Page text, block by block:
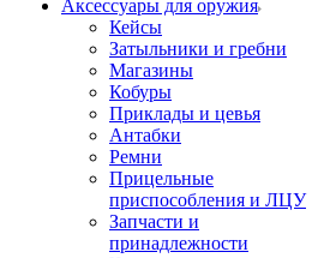
Аксессуары для оружия
Кейсы
Затыльники и гребни
Магазины
Кобуры
Приклады и цевья
Антабки
Ремни
Прицельные
приспособления и ЛЦУ
Запчасти и
принадлежности